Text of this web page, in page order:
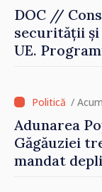
DOC //
securității și
UE.
perioada
publicat în
/
Adunarea
Găgăuziei
mandat